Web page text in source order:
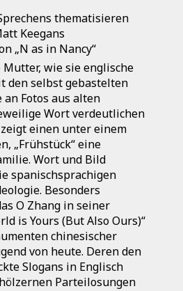
thematisieren
Keegans
as in Nancy“
wie sie englische
den selbst gebastelten
Fotos aus alten
Wort verdeutlichen
zeigt einen unter einem
„Frühstück“ eine
Wort und Bild
spanischsprachigen
Besonders
O Zhang in seiner
is Yours (But Also Ours)“
chinesischer
von heute. Deren den
Slogans in Englisch
Parteilosungen